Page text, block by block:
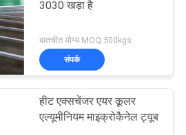
3030 खड़ा है
बातचीत योग्य MOQ:500kgs
संपर्क
हीट एक्सचेंजर एयर कूलर
एल्यूमीनियम माइक्रोकैनेल ट्यूब